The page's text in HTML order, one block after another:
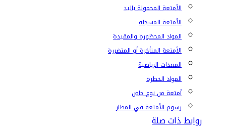
الأمتعة المحمولة باليد
الأمتعة المسجلة
المواد المحظورة والمقيدة
الأمتعة المتأخرة أو المتضررة
المعدات الرياضية
المواد الخطرة
أمتعة من نوع خاص
رسوم الأمتعة في المطار
روابط ذات صلة